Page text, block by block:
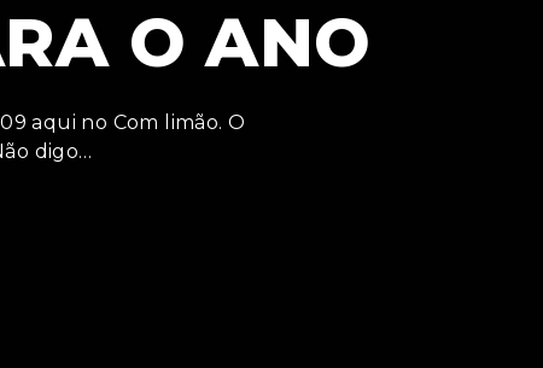
O ANO
aqui no Com limão. O
digo…